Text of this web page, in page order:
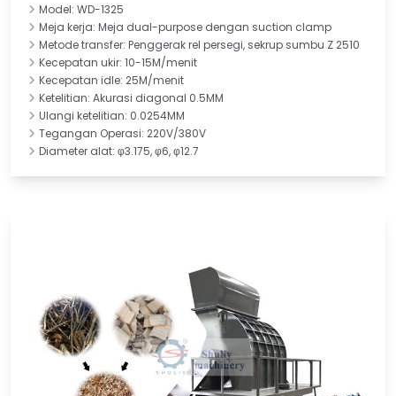
Model: WD-1325
Meja kerja: Meja dual-purpose dengan suction clamp
Metode transfer: Penggerak rel persegi, sekrup sumbu Z 2510
Kecepatan ukir: 10-15M/menit
Kecepatan idle: 25M/menit
Ketelitian: Akurasi diagonal 0.5MM
Ulangi ketelitian: 0.0254MM
Tegangan Operasi: 220V/380V
Diameter alat: φ3.175, φ6, φ12.7